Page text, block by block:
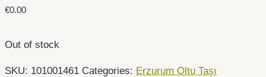
€0.00
Out of stock
SKU: 101001461 Categories: Erzurum Oltu Taşı